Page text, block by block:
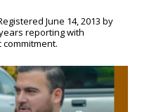
June 14, 2013 by
reporting with